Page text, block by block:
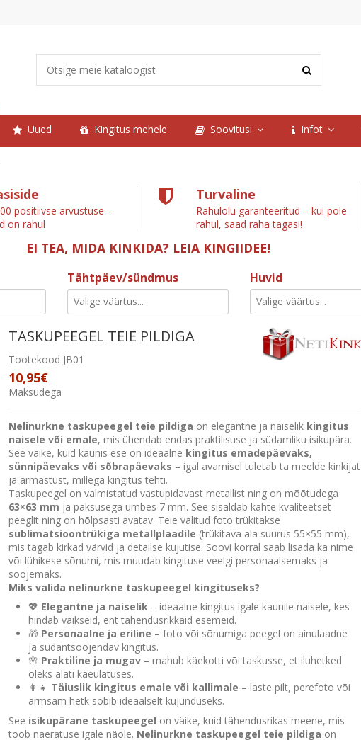
Uued Kingitus mehele Soovitusi Infot
positiivse arvustuse –
on rahul
Turvaline
Rahulolu garanteeritud – kui pole
rahul, saad raha tagasi!
EI TEA, MIDA KINKIDA? LEIA KINGIIDEE!
Tähtpäev/sündmus Huvid
TASKUPEEGEL TEIE PILDIGA
Tootekood JB01
10,95€
Maksudega
Nelinurkne taskupeegel teie pildiga on elegantne ja naiselik kingitus
naisele või emale, mis ühendab endas praktilisuse ja südamliku isikupära.
See väike, kuid kaunis ese on ideaalne kingitus emadepäevaks,
sünnipäevaks või sõbrapäevaks – igal avamisel tuletab ta meelde kinkijat
ja armastust, millega kingitus tehti.
Taskupeegel on valmistatud vastupidavast metallist ning on mõõtudega
63×63 mm ja paksusega umbes 7 mm. See sisaldab kahte kvaliteetset
peeglit ning on hõlpsasti avatav. Teie valitud foto trükitakse
sublimatsioontrükiga metallplaadile (trükitava ala suurus 55×55 mm),
mis tagab kirkad värvid ja detailse kujutise. Soovi korral saab lisada ka nime
või lühikese sõnumi, mis muudab kingituse veelgi personaalsemaks ja
soojemaks.
Miks valida nelinurkne taskupeegel kingituseks?
💖 Elegantne ja naiselik – ideaalne kingitus igale kaunile naisele, kes
hindab väikseid, ent tähendusrikkaid esemeid.
🎁 Personaalne ja eriline – foto või sõnumiga peegel on ainulaadne
ja südantsoojendav kingitus.
🌸 Praktiline ja mugav – mahub käekotti või taskusse, et iluhetked
oleks alati käeulatuses.
👩‍👧 Täiuslik kingitus emale või kallimale – laste pilt, perefoto või
armsam hetk sobib ideaalselt kujunduseks.
See isikupärane taskupeegel on väike, kuid tähendusrikas meene, mis
toob naeratuse igale näole. Nelinurkne taskupeegel teie pildiga on